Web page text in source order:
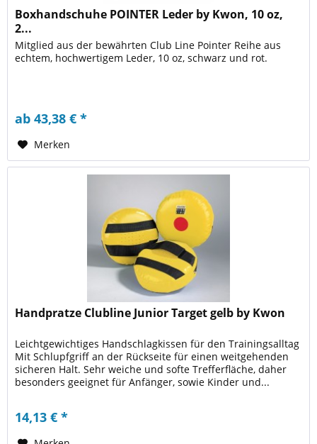
Boxhandschuhe POINTER Leder by Kwon, 10 oz,
2...
Mitglied aus der bewährten Club Line Pointer Reihe aus
echtem, hochwertigem Leder, 10 oz, schwarz und rot.
ab 43,38 € *
Merken
Handpratze Clubline Junior Target gelb by Kwon
Leichtgewichtiges Handschlagkissen für den Trainingsalltag
Mit Schlupfgriff an der Rückseite für einen weitgehenden
sicheren Halt. Sehr weiche und softe Trefferfläche, daher
besonders geeignet für Anfänger, sowie Kinder und...
14,13 € *